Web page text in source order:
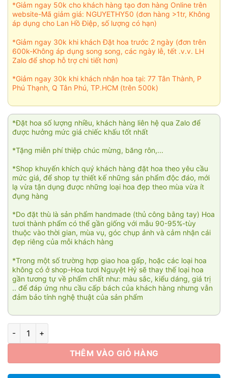
*Giảm ngay 50k cho khách hàng tạo đơn hàng Online trên
website-Mã giảm giá: NGUYETHY50 (đơn hàng >1tr, Không
áp dụng cho Lan Hồ Điệp, số lượng có hạn)
*Giảm ngay 30k khi khách Đặt hoa trước 2 ngày (đơn trên
600k-Không áp dụng song song, các ngày lễ, tết .v.v. LH
Zalo để shop hỗ trợ chi tiết hơn)
*Giảm ngay 30k khi khách nhận hoa tại: 77 Tân Thành, P
Phú Thạnh, Q Tân Phú, TP.HCM (trên 500k)
*Đặt hoa số lượng nhiều, khách hàng liên hệ qua Zalo để
được hưởng mức giá chiếc khấu tốt nhất
*Tặng miễn phí thiệp chúc mừng, băng rôn,...
*Shop khuyến khích quý khách hàng đặt hoa theo yêu cầu
mức giá, để shop tự thiết kế những sản phẩm độc đáo, mới
lạ vừa tận dụng được những loại hoa đẹp theo mùa vừa ít
đụng hàng
*Do đặt thù là sản phẩm handmade (thủ công bằng tay) Hoa
tươi thành phẩm có thể gần giống với mẫu 90-95%-tùy
thuộc vào thời gian, mùa vụ, góc chụp ảnh và cảm nhận cái
đẹp riêng của mỗi khách hàng
*Trong một số trường hợp giao hoa gấp, hoặc các loại hoa
không có ở shop-Hoa tươi Nguyệt Hỷ sẽ thay thế loại hoa
gần tương tự về phẩm chất như: màu sắc, kiểu dáng, giá trị
.. để đáp ứng nhu cầu cấp bách của khách hàng nhưng vẫn
đảm bảo tính nghệ thuật của sản phẩm
Tương phùng SN359 số lượng
THÊM VÀO GIỎ HÀNG